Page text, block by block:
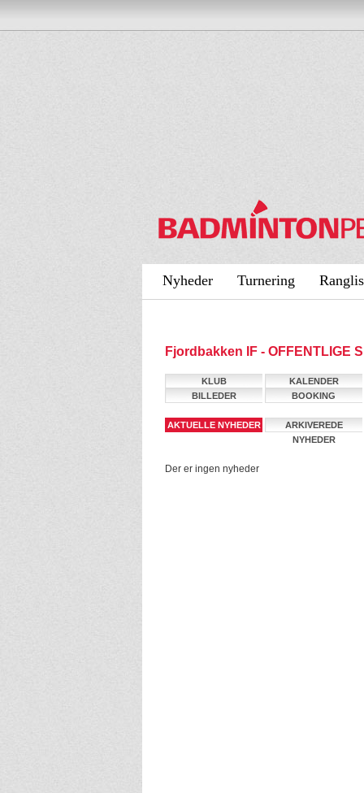
Nyheder Turnering
Fjordbakken IF - OFFENTLIGE
KLUB
KALENDER
BILLEDER
BOOKING
AKTUELLE NYHEDER
ARKIVEREDE
NYHEDER
Der er ingen nyheder